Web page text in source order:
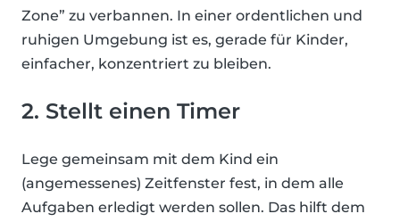
Zone” zu verbannen. In einer ordentlichen und
ruhigen Umgebung ist es, gerade für Kinder,
einfacher, konzentriert zu bleiben.
2. Stellt einen Timer
Lege gemeinsam mit dem Kind ein
(angemessenes) Zeitfenster fest, in dem alle
Aufgaben erledigt werden sollen. Das hilft dem